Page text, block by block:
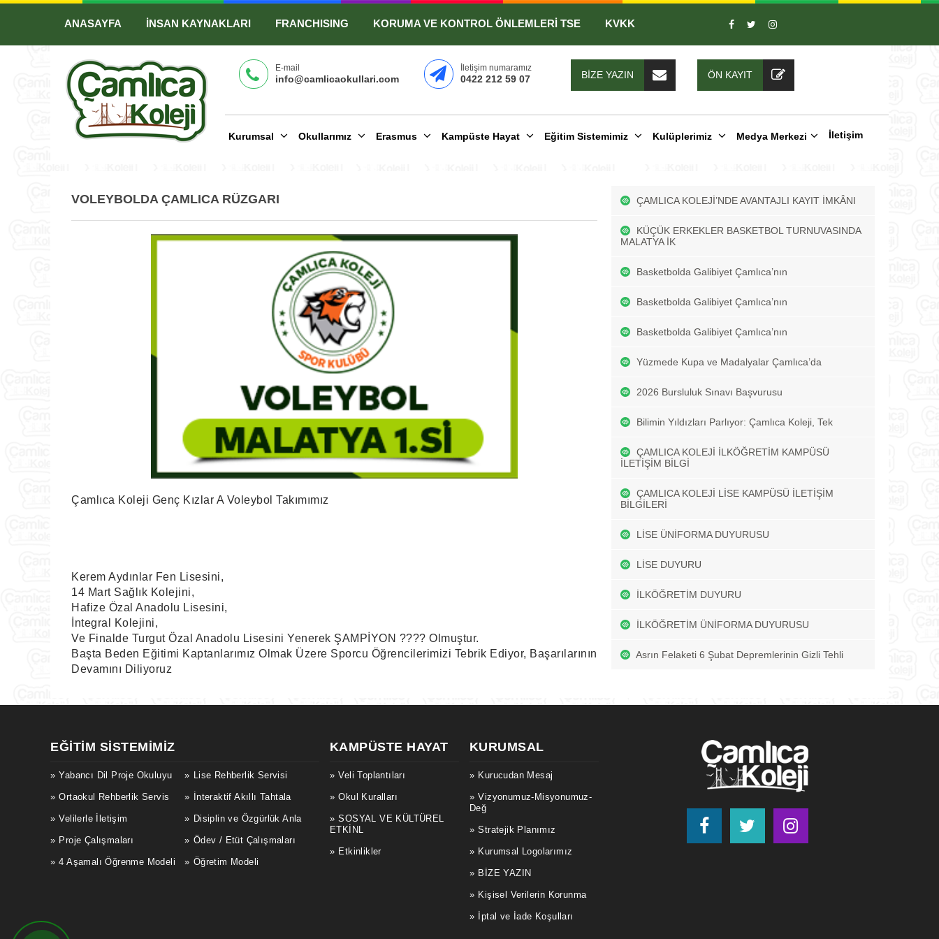
ANASAYFA İNSAN KAYNAKLARI FRANCHISING KORUMA VE KONTROL ÖNLEMLERİ TSE KVKK
E-mail
info@camlicaokullari.com
İletişim numaramız
0422 212 59 07 BİZE YAZIN ÖN KAYIT
Kurumsal Okullarımız Erasmus Kampüste Hayat Eğitim Sistemimiz Kulüplerimiz Medya Merkezi İletişim
VOLEYBOLDA ÇAMLICA RÜZGARI
Çamlıca Koleji Genç Kızlar A Voleybol Takımımız
Kerem Aydınlar Fen Lisesini,
14 Mart Sağlık Kolejini,
Hafize Özal Anadolu Lisesini,
İntegral Kolejini,
Ve Finalde Turgut Özal Anadolu Lisesini Yenerek ŞAMPİYON ???? Olmuştur.
Başta Beden Eğitimi Kaptanlarımız Olmak Üzere Sporcu Öğrencilerimizi Tebrik Ediyor, Başarılarının
Devamını Diliyoruz
ÇAMLICA KOLEJİ’NDE AVANTAJLI KAYIT İMKÂNI
KÜÇÜK ERKEKLER BASKETBOL TURNUVASINDA
MALATYA İK
Basketbolda Galibiyet Çamlıca’nın
Basketbolda Galibiyet Çamlıca’nın
Basketbolda Galibiyet Çamlıca’nın
Yüzmede Kupa ve Madalyalar Çamlıca’da
2026 Bursluluk Sınavı Başvurusu
Bilimin Yıldızları Parlıyor: Çamlıca Koleji, Tek
ÇAMLICA KOLEJİ İLKÖĞRETİM KAMPÜSÜ
İLETİŞİM BİLGİ
ÇAMLICA KOLEJİ LİSE KAMPÜSÜ İLETİŞİM
BİLGİLERİ
LİSE ÜNİFORMA DUYURUSU
LİSE DUYURU
İLKÖĞRETİM DUYURU
İLKÖĞRETİM ÜNİFORMA DUYURUSU
Asrın Felaketi 6 Şubat Depremlerinin Gizli Tehli
EĞITIM SISTEMIMIZ
Yabancı Dil Proje Okuluyu Lise Rehberlik Servisi
Ortaokul Rehberlik Servis İnteraktif Akıllı Tahtala
Velilerle İletişim Disiplin ve Özgürlük Anla
Proje Çalışmaları Ödev / Etüt Çalışmaları
4 Aşamalı Öğrenme Modeli Öğretim Modeli
KAMPÜSTE HAYAT
Veli Toplantıları
Okul Kuralları
SOSYAL VE KÜLTÜREL
ETKİNL
Etkinlikler
KURUMSAL
Kurucudan Mesaj
Vizyonumuz-Misyonumuz-
Değ
Stratejik Planımız
Kurumsal Logolarımız
BİZE YAZIN
Kişisel Verilerin Korunma
İptal ve İade Koşulları